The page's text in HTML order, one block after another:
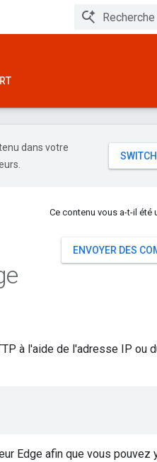
dans votre
Ce contenu vous a-t-il été
ENVOYER DES
à l'aide de l'adresse IP ou
Edge afin que vous pouvez